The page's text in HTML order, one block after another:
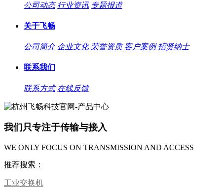
公司动态 行业资讯 专题报道
关于飞畅
公司简介 企业文化 荣誉资质 客户案例 招贤纳士
联系我们
联系方式 在线反馈
我们只专注于传输与接入
WE ONLY FOCUS ON TRANSMISSION AND ACCESS
推荐搜索：
工业交换机